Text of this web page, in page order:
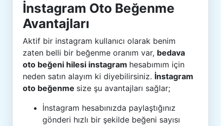
İnstagram Oto Beğenme
Avantajları
Aktif bir instagram kullanıcı olarak benim
zaten belli bir beğenme oranım var, bedava
oto beğeni hilesi instagram hesabımım için
neden satın alayım ki diyebilirsiniz. İnstagram
oto beğenme size şu avantajları sağlar;
İnstagram hesabınızda paylaştığınız
gönderi hızlı bir şekilde beğeni sayısı